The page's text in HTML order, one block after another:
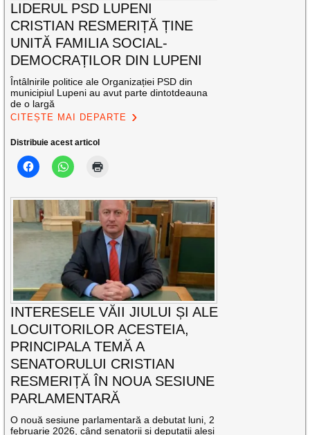
LIDERUL PSD LUPENI
CRISTIAN RESMERIȚĂ ȚINE
UNITĂ FAMILIA SOCIAL-
DEMOCRAȚILOR DIN LUPENI
Întâlnirile politice ale Organizației PSD din
municipiul Lupeni au avut parte dintotdeauna
de o largă
CITEȘTE MAI DEPARTE
Distribuie acest articol
INTERESELE VĂII JIULUI ȘI ALE
LOCUITORILOR ACESTEIA,
PRINCIPALA TEMĂ A
SENATORULUI CRISTIAN
RESMERIȚĂ ÎN NOUA SESIUNE
PARLAMENTARĂ
O nouă sesiune parlamentară a debutat luni, 2
februarie 2026, când senatorii și deputații aleși